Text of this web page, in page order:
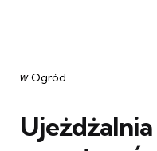
Categories
post
w Ogród